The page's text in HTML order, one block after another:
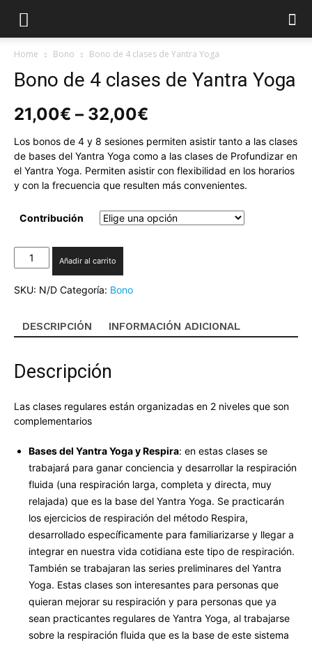
Home Bono Bono de 4 clases de Yantra Yoga
Bono de 4 clases de Yantra Yoga
21,00€ – 32,00€
Los bonos de 4 y 8 sesiones permiten asistir tanto a las clases
de bases del Yantra Yoga como a las clases de Profundizar en
el Yantra Yoga. Permiten asistir con flexibilidad en los horarios
y con la frecuencia que resulten más convenientes.
Contribución
Bono
de
clases
Yantra
Yoga
Añadir al carrito
SKU: N/D Categoría: Bono
DESCRIPCIÓN INFORMACIÓN ADICIONAL
Descripción
Las clases regulares están organizadas en 2 niveles que son
complementarios
Bases del Yantra Yoga y Respira: en estas clases se
trabajará para ganar conciencia y desarrollar la respiración
fluida (una respiración larga, completa y directa, muy
relajada) que es la base del Yantra Yoga. Se practicarán
los ejercicios de respiración del método Respira,
desarrollado específicamente para familiarizarse y llegar a
integrar en nuestra vida cotidiana este tipo de respiración.
También se trabajaran las series preliminares del Yantra
Yoga. Estas clases son interesantes para personas que
quieran mejorar su respiración y para personas que ya
sean practicantes regulares de Yantra Yoga, al trabajarse
sobre la respiración fluida que es la base de este sistema